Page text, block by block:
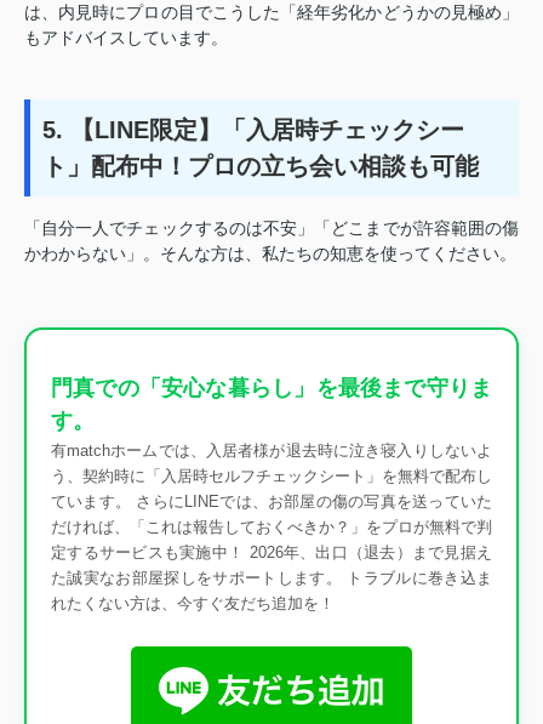
は、内見時にプロの目でこうした「経年劣化かどうかの見極め」
もアドバイスしています。
5. 【LINE限定】「入居時チェックシー
ト」配布中！プロの立ち会い相談も可能
「自分一人でチェックするのは不安」「どこまでが許容範囲の傷
かわからない」。そんな方は、私たちの知恵を使ってください。
門真での「安心な暮らし」を最後まで守りま
す。
有matchホームでは、入居者様が退去時に泣き寝入りしないよ
う、契約時に「入居時セルフチェックシート」を無料で配布し
ています。 さらにLINEでは、お部屋の傷の写真を送っていた
だければ、「これは報告しておくべきか？」をプロが無料で判
定するサービスも実施中！ 2026年、出口（退去）まで見据え
た誠実なお部屋探しをサポートします。 トラブルに巻き込ま
れたくない方は、今すぐ友だち追加を！